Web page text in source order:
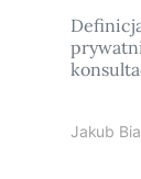
Jakub